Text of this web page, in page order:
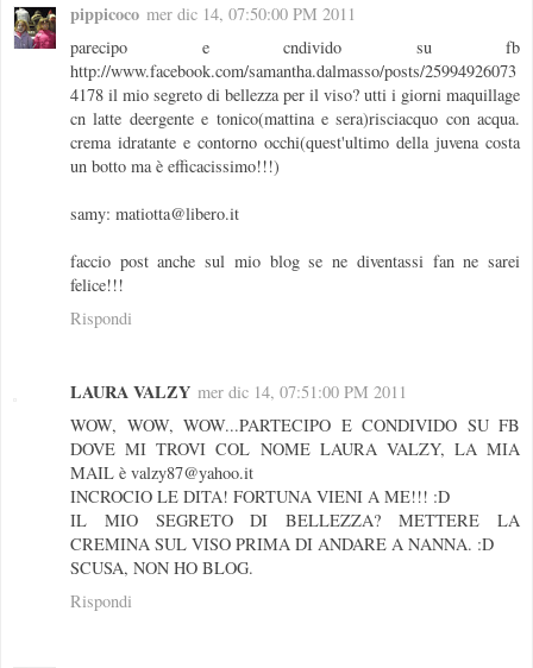
pippicoco mer dic 14, 07:50:00 PM 2011
parecipo e cndivido su fb
http://www.facebook.com/samantha.dalmasso/posts/25994926073
4178 il mio segreto di bellezza per il viso? utti i giorni maquillage
cn latte deergente e tonico(mattina e sera)risciacquo con acqua.
crema idratante e contorno occhi(quest'ultimo della juvena costa
un botto ma è efficacissimo!!!)
samy: matiotta@libero.it
faccio post anche sul mio blog se ne diventassi fan ne sarei
felice!!!
Rispondi
LAURA VALZY mer dic 14, 07:51:00 PM 2011
WOW, WOW, WOW...PARTECIPO E CONDIVIDO SU FB
DOVE MI TROVI COL NOME LAURA VALZY, LA MIA
MAIL è valzy87@yahoo.it
INCROCIO LE DITA! FORTUNA VIENI A ME!!! :D
IL MIO SEGRETO DI BELLEZZA? METTERE LA
CREMINA SUL VISO PRIMA DI ANDARE A NANNA. :D
SCUSA, NON HO BLOG.
Rispondi